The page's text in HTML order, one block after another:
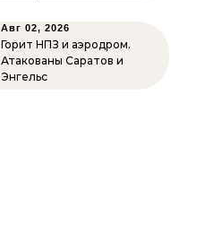
Авг 02, 2026
Горит НПЗ и аэродром.
Атакованы Саратов и
Энгельс